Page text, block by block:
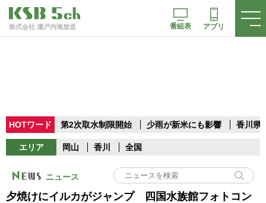
株式会社 瀬戸内海放送 番組表 アプリ
HOTワード 第2次取水制限開始 少雨が新米にも影響 香川県
エリア 岡山 香川 全国
ニュース
夕焼けにイルカがジャンプ 四国水族館フォトコン